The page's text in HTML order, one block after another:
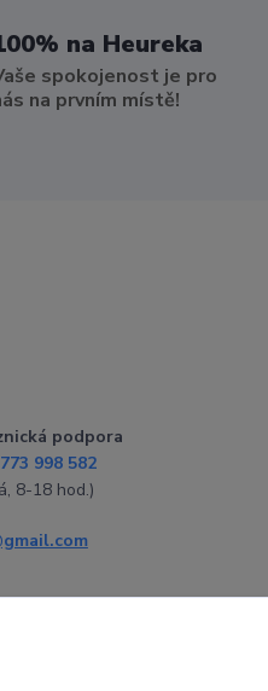
na Heureka
spokojenost je pro
na prvním místě!
podpora
998 582
8-18 hod.)